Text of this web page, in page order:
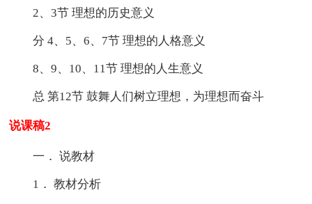
2、3节 理想的历史意义
分 4、5、6、7节 理想的人格意义
8、9、10、11节 理想的人生意义
总 第12节 鼓舞人们树立理想，为理想而奋斗
说课稿2
一． 说教材
1． 教材分析